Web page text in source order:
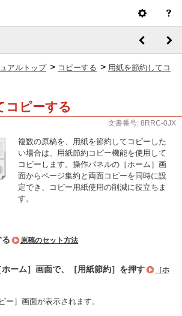
アルトップ > コピーする > 用紙を節約してコ
コピーする
文書番号: 8RRC-0JX
複数の原稿を、用紙を節約してコピーした
い場合は、用紙節約コピー機能を使用して
コピーします。操作パネルの［ホーム］画
面からページ集約と両面コピーを同時に設
定でき、コピー用紙使用の削減に役立ちま
す。
原稿のセット方法
ーム］画面で、［用紙節約］を押す
［ホ
ー］画面が表示されます。